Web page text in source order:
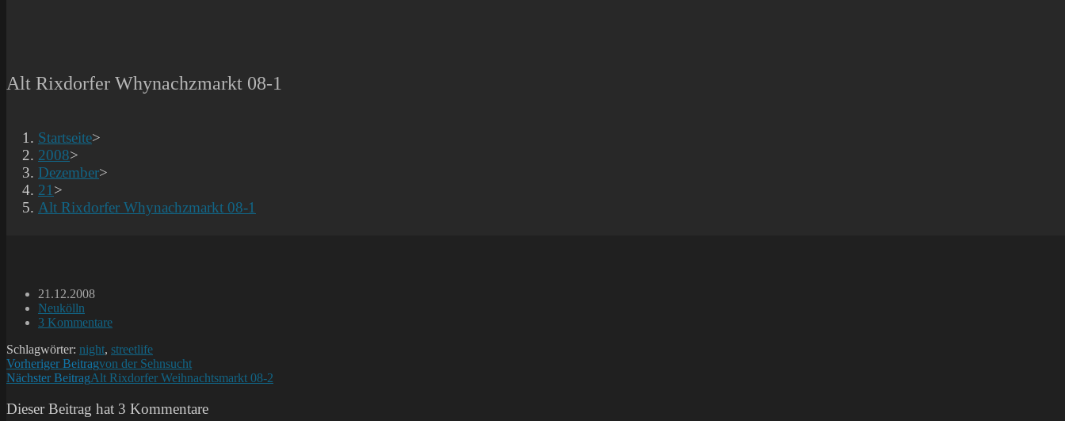
Alt Rixdorfer Whynachzmarkt 08-1
Startseite>
2008>
Dezember>
21 >
Alt Rixdorfer Whynachzmarkt 08-1
Beitrag
veröffentlicht:
21.12.2008
Beitrags-
Kategorie:
Neukölln
Beitrags-
3 Kommentare
Schlagwörter: night, streetlife
Weitere
Artikel
ansehen
Vorheriger Beitragvon der Sehnsucht
Nächster BeitragAlt Rixdorfer Weihnachtsmarkt 08-2
Dieser Beitrag hat 3 Kommentare